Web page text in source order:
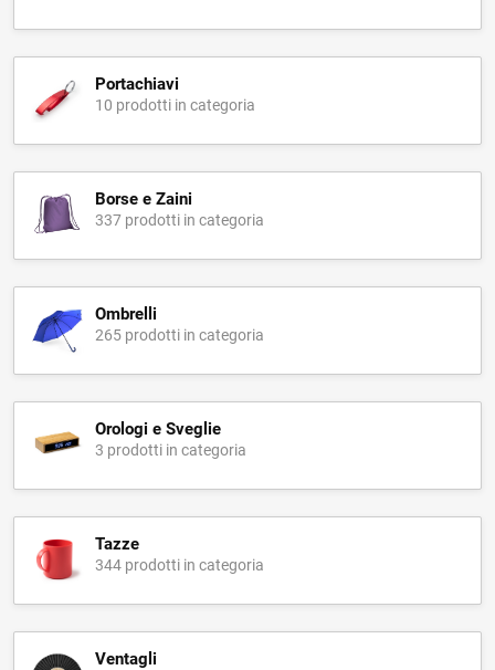
Portachiavi
10 prodotti in categoria
Borse e Zaini
337 prodotti in categoria
Ombrelli
265 prodotti in categoria
Orologi e Sveglie
3 prodotti in categoria
Tazze
344 prodotti in categoria
Ventagli